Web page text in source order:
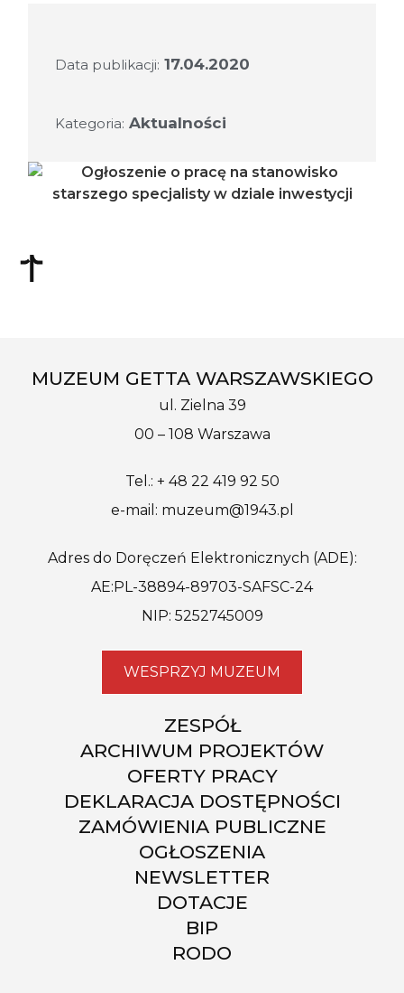
Data publikacji: 17.04.2020
Kategoria: Aktualności
MUZEUM GETTA WARSZAWSKIEGO
ul. Zielna 39
00 – 108 Warszawa
Tel.: + 48 22 419 92 50
e-mail: muzeum@1943.pl
Adres do Doręczeń Elektronicznych (ADE):
AE:PL-38894-89703-SAFSC-24
NIP: 5252745009
WESPRZYJ MUZEUM
ZESPÓŁ
ARCHIWUM PROJEKTÓW
OFERTY PRACY
DEKLARACJA DOSTĘPNOŚCI
ZAMÓWIENIA PUBLICZNE
OGŁOSZENIA
NEWSLETTER
DOTACJE
BIP
RODO